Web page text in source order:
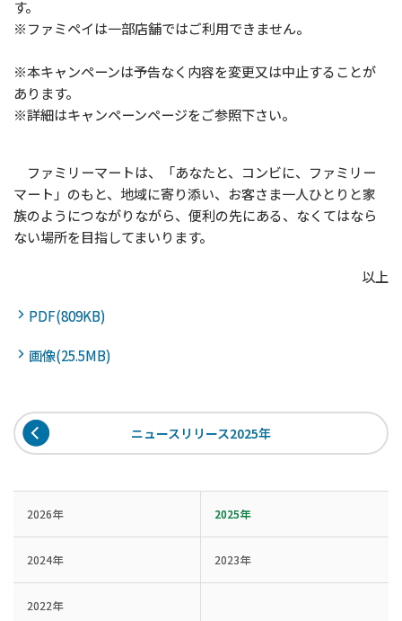
す。
※ファミペイは一部店舗ではご利用できません。
※本キャンペーンは予告なく内容を変更又は中止することが
あります。
※詳細はキャンペーンページをご参照下さい。
ファミリーマートは、「あなたと、コンビに、ファミリー
マート」のもと、地域に寄り添い、お客さま一人ひとりと家
族のようにつながりながら、便利の先にある、なくてはなら
ない場所を目指してまいります。
以上
PDF(809KB)
画像(25.5MB)
ニュースリリース2025年
2026年 2025年
2024年 2023年
2022年